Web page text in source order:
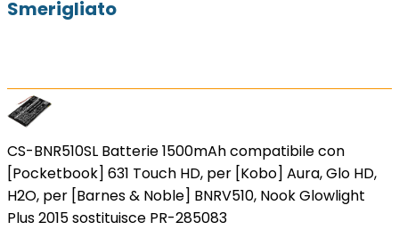
Smerigliato
CS-BNR510SL Batterie 1500mAh compatibile con
[Pocketbook] 631 Touch HD, per [Kobo] Aura, Glo HD,
H2O, per [Barnes & Noble] BNRV510, Nook Glowlight
Plus 2015 sostituisce PR-285083